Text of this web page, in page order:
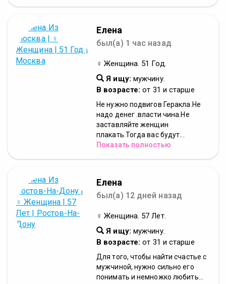
Елена
был(а) 1 час назад
♀ Женщина. 51 Год.
Я ищу: мужчину.
В возрасте: от 31 и старше
Не нужно подвигов Геракла.Не
надо денег .власти чина.Не
заставляйте женщин
плакать.Тогда вас будут...
Показать полностью
Елена
был(а) 12 дней назад
♀ Женщина. 57 Лет.
Я ищу: мужчину.
В возрасте: от 31 и старше
Для того, чтобы найти счастье с
мужчиной, нужно сильно его
понимать и немножко любить...